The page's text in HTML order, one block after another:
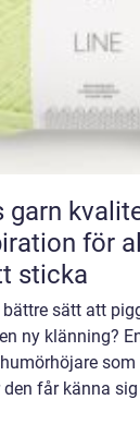
tradition
för
sticka
bättre sätt att
ny klänning?
får känna
blir